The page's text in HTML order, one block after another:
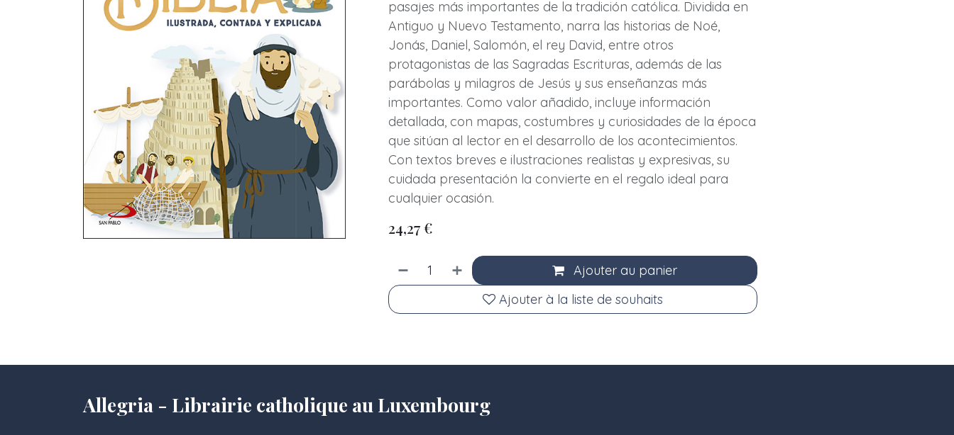
pasajes más importantes de la tradición católica. Dividida en
Antiguo y Nuevo Testamento, narra las historias de Noé,
Jonás, Daniel, Salomón, el rey David, entre otros
protagonistas de las Sagradas Escrituras, además de las
parábolas y milagros de Jesús y sus enseñanzas más
importantes. Como valor añadido, incluye información
detallada, con mapas, costumbres y curiosidades de la época
que sitúan al lector en el desarrollo de los acontecimientos.
Con textos breves e ilustraciones realistas y expresivas, su
cuidada presentación la convierte en el regalo ideal para
cualquier ocasión.
24,27€
Ajouter au panier
Ajouter à la liste de souhaits
Allegria - Librairie catholique au Luxembourg